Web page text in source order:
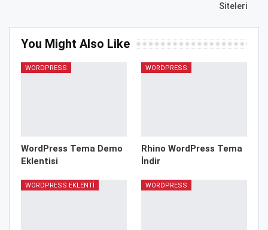
Siteleri
You Might Also Like
WORDPRESS
WordPress Tema Demo
Eklentisi
WORDPRESS
Rhino WordPress Tema
İndir
WORDPRESS EKLENTI WORDPRESS